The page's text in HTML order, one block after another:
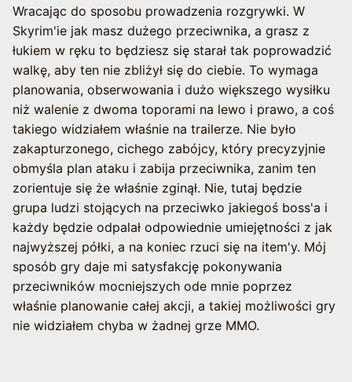
Wracając do sposobu prowadzenia rozgrywki. W
Skyrim'ie jak masz dużego przeciwnika, a grasz z
łukiem w ręku to będziesz się starał tak poprowadzić
walkę, aby ten nie zbliżył się do ciebie. To wymaga
planowania, obserwowania i dużo większego wysiłku
niż walenie z dwoma toporami na lewo i prawo, a coś
takiego widziałem właśnie na trailerze. Nie było
zakapturzonego, cichego zabójcy, który precyzyjnie
obmyśla plan ataku i zabija przeciwnika, zanim ten
zorientuje się że właśnie zginął. Nie, tutaj będzie
grupa ludzi stojących na przeciwko jakiegoś boss'a i
każdy będzie odpalał odpowiednie umiejętności z jak
najwyższej półki, a na koniec rzuci się na item'y. Mój
sposób gry daje mi satysfakcję pokonywania
przeciwników mocniejszych ode mnie poprzez
właśnie planowanie całej akcji, a takiej możliwości gry
nie widziałem chyba w żadnej grze MMO.